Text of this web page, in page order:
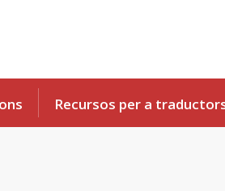
Recursos per a